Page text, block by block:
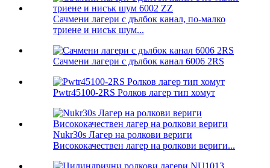
Сачмени лагери с дълбок канал, по-малко
триене и нисък шум...
Сачмени лагери с дълбок канал 6006 2RS
Pwtr45100-2RS Ролков лагер тип хомут
Nukr30s Лагер на ролкови вериги
Висококачествен лагер на ролкови вериги...